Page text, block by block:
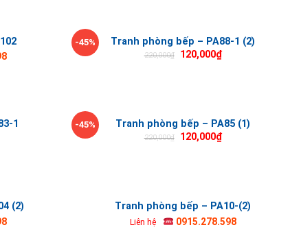
-45% Tranh phòng bếp – PA88-1 (2)
220,000₫ 120,000₫
1 -45% Tranh phòng bếp – PA85 (1)
220,000₫ 120,000₫
(2) Tranh phòng bếp – PA10-(2)
Liên hệ 0915.278.598